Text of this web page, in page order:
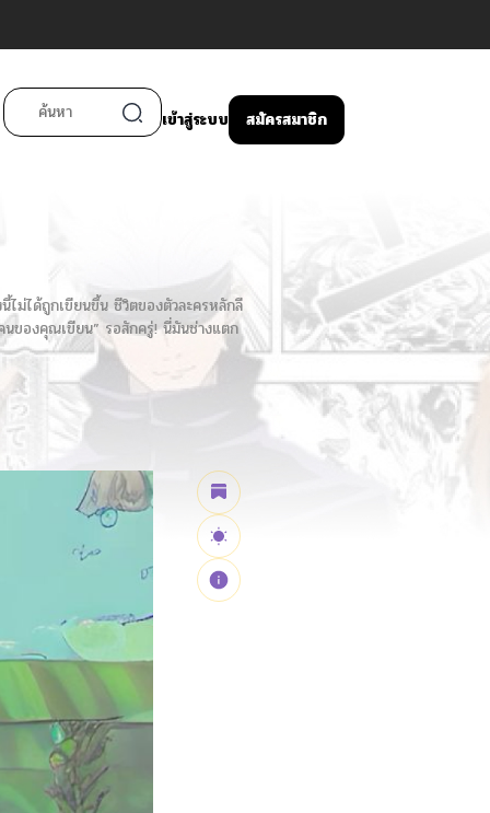
เข้าสู่ระบบ สมัครสมาชิก
นี้ไม่ได้ถูกเขียนขึ้น ชีวิตของตัวละครหลักลี
นของคุณเขียน” รอสักครู่! นี่มันช่างแตก